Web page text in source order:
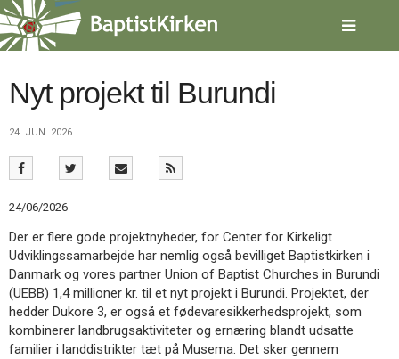
Spring
menu
over
gå
tilbage
forsiden
2.0:
Nyheder
3.0:
Kalender
4.0:
Inspiration
5.0:
Værktøjskassen
6.0:
Mission
7.0:
Om
BaptistKirken
8.0:
Kontakt
Nyt projekt til Burundi
24. JUN. 2026
24/06/2026
Der er flere gode projektnyheder, for Center for Kirkeligt
Udviklingssamarbejde har nemlig også bevilliget Baptistkirken i
Danmark og vores partner Union of Baptist Churches in Burundi
(UEBB) 1,4 millioner kr. til et nyt projekt i Burundi. Projektet, der
hedder Dukore 3, er også et fødevaresikkerhedsprojekt, som
kombinerer landbrugsaktiviteter og ernæring blandt udsatte
familier i landdistrikter tæt på Musema. Det sker gennem